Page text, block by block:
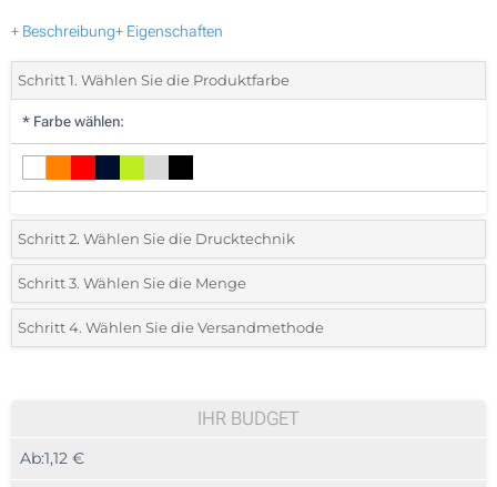
+ Beschreibung+ Eigenschaften
Schritt 1. Wählen Sie die Produktfarbe
* Farbe wählen:
Schritt 2. Wählen Sie die Drucktechnik
*Wählen Sie die Druck- und Farbtechniken für Ihr Logo:
1 Farbig (Auf einer Seite)
Schritt 3. Wählen Sie die Menge
*Bitte wählen Sie Ihre gewünschte Menge
50
Schritt 4. Wählen Sie die Versandmethode
IHR BUDGET
Ab:1,12 €